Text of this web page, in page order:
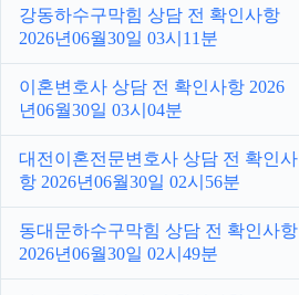
강동하수구막힘 상담 전 확인사항
2026년06월30일 03시11분
이혼변호사 상담 전 확인사항 2026
년06월30일 03시04분
대전이혼전문변호사 상담 전 확인사
항 2026년06월30일 02시56분
동대문하수구막힘 상담 전 확인사항
2026년06월30일 02시49분